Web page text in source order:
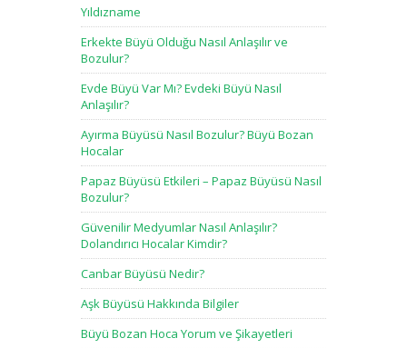
Yıldızname
Erkekte Büyü Olduğu Nasıl Anlaşılır ve
Bozulur?
Evde Büyü Var Mı? Evdeki Büyü Nasıl
Anlaşılır?
Ayırma Büyüsü Nasıl Bozulur? Büyü Bozan
Hocalar
Papaz Büyüsü Etkileri – Papaz Büyüsü Nasıl
Bozulur?
Güvenilir Medyumlar Nasıl Anlaşılır?
Dolandırıcı Hocalar Kimdir?
Canbar Büyüsü Nedir?
Aşk Büyüsü Hakkında Bilgiler
Büyü Bozan Hoca Yorum ve Şikayetleri